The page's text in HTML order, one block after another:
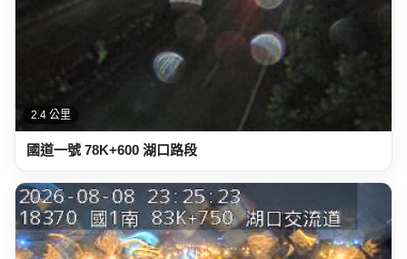
2.4 公里
國道一號 78K+600 湖口路段